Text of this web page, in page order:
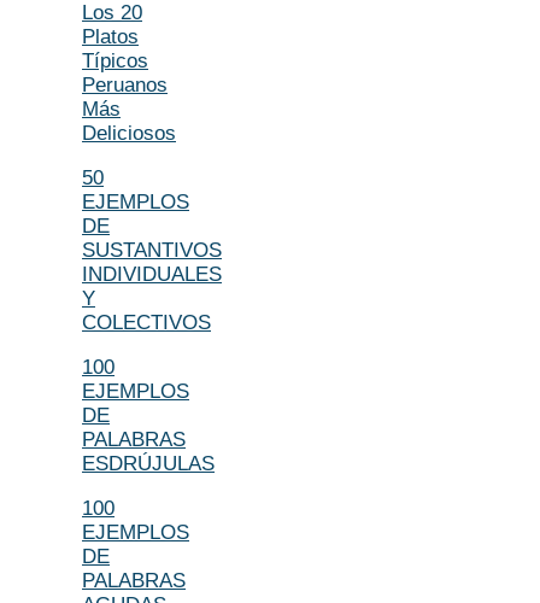
Los 20
Platos
Típicos
Peruanos
Más
Deliciosos
50
EJEMPLOS
DE
SUSTANTIVOS
INDIVIDUALES
Y
COLECTIVOS
100
EJEMPLOS
DE
PALABRAS
ESDRÚJULAS
100
EJEMPLOS
DE
PALABRAS